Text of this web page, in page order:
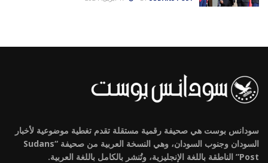
سودانس بوست هي صحيفة رقمية مستقلة تقدم تغطية موضوعية لأخبار
السودان وجنوب السودان، وهي النسخة العربية من صحيفة “Sudans
Post” الناطقة باللغة الإنجليزية، وتُنشر بالكامل باللغة العربية.